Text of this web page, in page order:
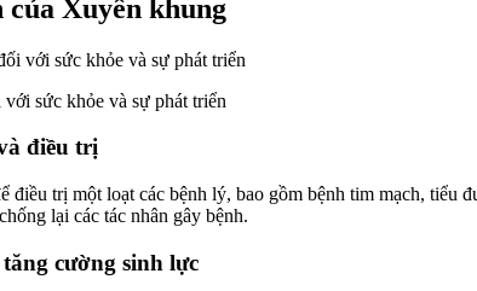
Xuyên khung
sức khỏe và sự phát triển
điều trị
điều trị một loạt các bệnh lý, bao gồm bệnh tim mạch,
lại các tác nhân gây bệnh.
cường sinh lực